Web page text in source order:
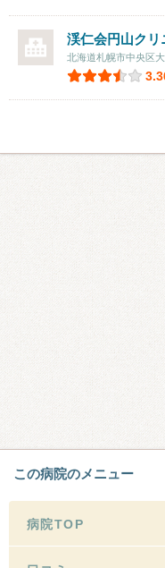
渓仁会円山クリ
北海道札幌市中央区
この病院のメニュー
病院TOP